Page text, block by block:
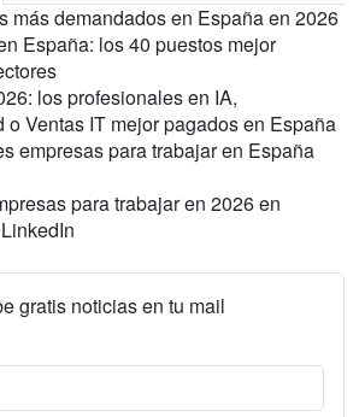
más demandados en España en 2026
España: los 40 puestos mejor
los profesionales en IA,
o Ventas IT mejor pagados en España
empresas para trabajar en España
para trabajar en 2026 en
gratis noticias en tu mail